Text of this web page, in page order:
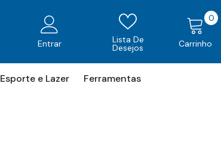
Entrar Lista De
Desejos Carrinho
00
Esporte e Lazer
Ferramentas